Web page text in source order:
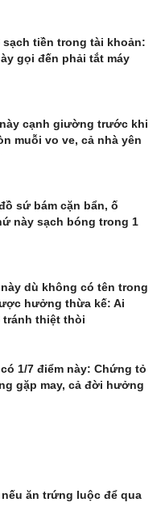
tiền trong tài khoản:
gọi đến phải tắt máy
cạnh giường trước khi
muỗi vo ve, cả nhà yên
sứ bám cặn bẩn, ố
này sạch bóng trong 1
dù không có tên trong
hưởng thừa kế: Ai
thiệt thòi
1/7 điểm này: Chứng tỏ
gặp may, cả đời hưởng
ăn trứng luộc để qua